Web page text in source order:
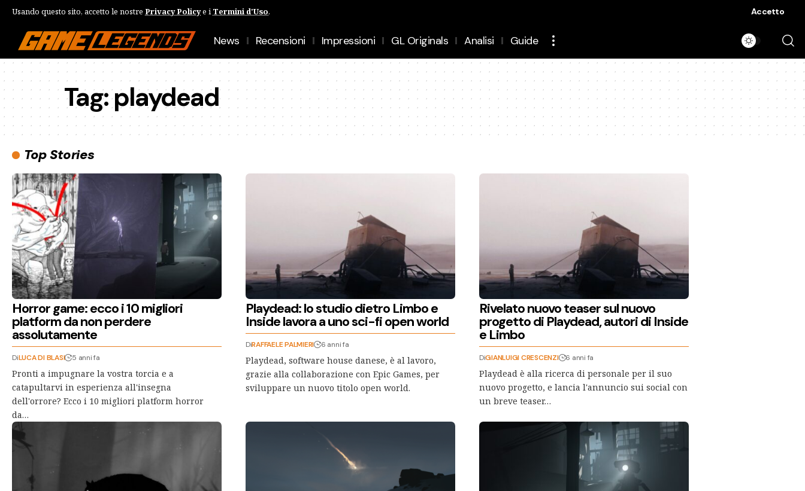
Usando questo sito, accetto le nostre Privacy Policye i Termini d'Uso. Accetto
News Recensioni Impressioni GL Originals Analisi Guide
Tag:playdead
Top Stories
Horror game: ecco i 10 migliori
platform da non perdere
assolutamente
DiLUCA DI BLASI 5 anni fa
Pronti a impugnare la vostra torcia e a
catapultarvi in esperienza all'insegna
dell'orrore? Ecco i 10 migliori platform horror
da…
Playdead: lo studio dietro Limbo e
Inside lavora a uno sci-fi open world
DiRAFFAELE PALMIERI 6 anni fa
Playdead, software house danese, è al lavoro,
grazie alla collaborazione con Epic Games, per
sviluppare un nuovo titolo open world.
Rivelato nuovo teaser sul nuovo
progetto di Playdead, autori di Inside
e Limbo
DiGIANLUIGI CRESCENZI 6 anni fa
Playdead è alla ricerca di personale per il suo
nuovo progetto, e lancia l'annuncio sui social con
un breve teaser…